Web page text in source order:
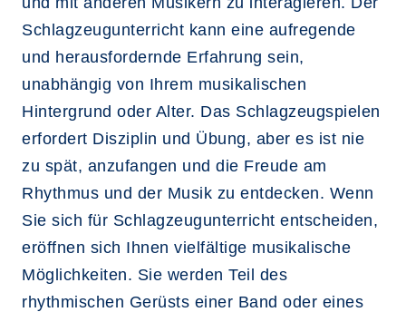
Schlagzeugunterricht kann eine aufregende
und herausfordernde Erfahrung sein,
unabhängig von Ihrem musikalischen
Hintergrund oder Alter. Das Schlagzeugspielen
erfordert Disziplin und Übung, aber es ist nie
zu spät, anzufangen und die Freude am
Rhythmus und der Musik zu entdecken. Wenn
Sie sich für Schlagzeugunterricht entscheiden,
eröffnen sich Ihnen vielfältige musikalische
Möglichkeiten. Sie werden Teil des
rhythmischen Gerüsts einer Band oder eines